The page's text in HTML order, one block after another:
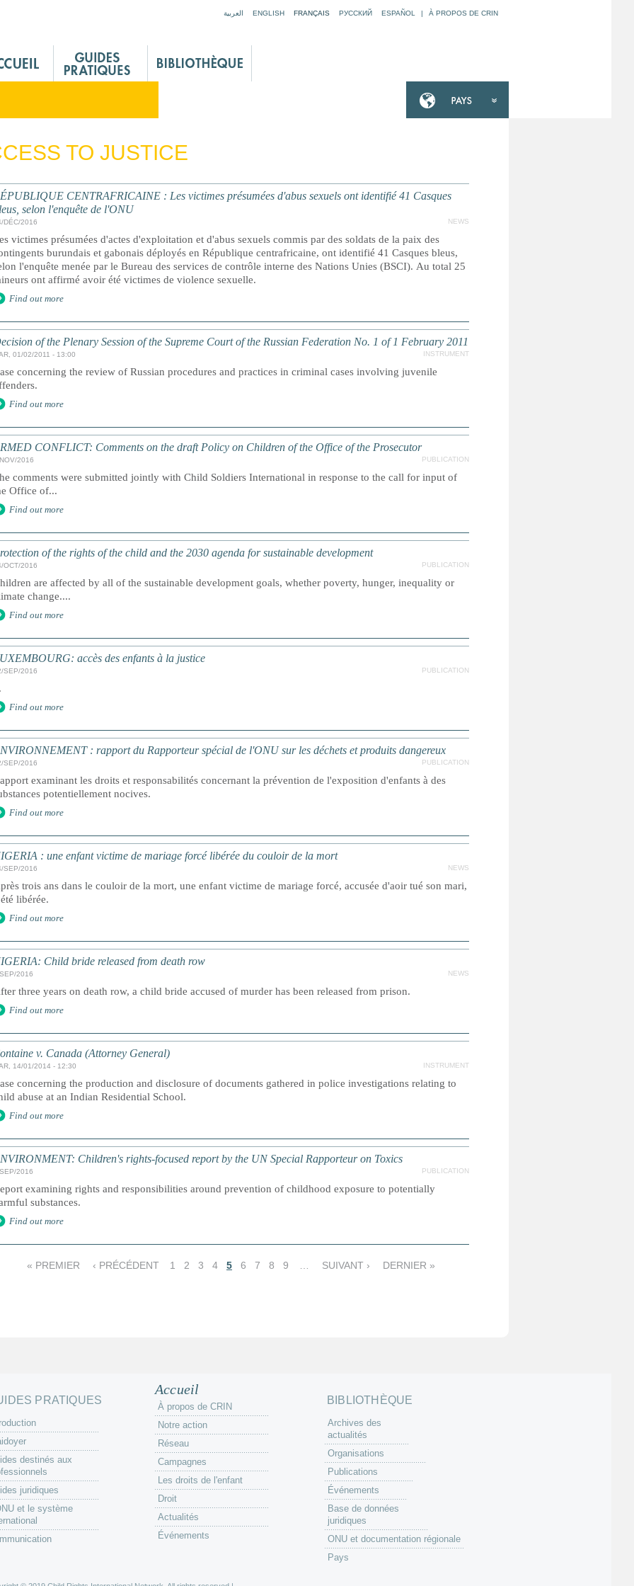
العربية ENGLISH FRANÇAIS РУССКИЙ ESPAÑOL | À PROPOS DE CRIN
TO JUSTICE
CENTRAFRICAINE : Les victimes présumées d'abus sexuels ont identifié 41 Casques
selon l'enquête de l'ONU
DÉC/2016 NEWS
victimes présumées d'actes d'exploitation et d'abus sexuels commis par des soldats de la paix des
burundais et gabonais déployés en République centrafricaine, ont identifié 41 Casques bleus,
l'enquête menée par le Bureau des services de contrôle interne des Nations Unies (BSCI). Au total 25
ont affirmé avoir été victimes de violence sexuelle.
Find out more
of the Plenary Session of the Supreme Court of the Russian Federation No. 1 of 1 February 2011
01/02/2011 - 13:00 INSTRUMENT
concerning the review of Russian procedures and practices in criminal cases involving juvenile
Find out more
CONFLICT: Comments on the draft Policy on Children of the Office of the Prosecutor
2016 PUBLICATION
comments were submitted jointly with Child Soldiers International in response to the call for input of
Office of...
Find out more
of the rights of the child and the 2030 agenda for sustainable development
OCT/2016 PUBLICATION
are affected by all of the sustainable development goals, whether poverty, hunger, inequality or
change....
Find out more
accès des enfants à la justice
SEP/2016 PUBLICATION
Find out more
: rapport du Rapporteur spécial de l'ONU sur les déchets et produits dangereux
SEP/2016 PUBLICATION
examinant les droits et responsabilités concernant la prévention de l'exposition d'enfants à des
potentiellement nocives.
Find out more
: une enfant victime de mariage forcé libérée du couloir de la mort
SEP/2016 NEWS
trois ans dans le couloir de la mort, une enfant victime de mariage forcé, accusée d'aoir tué son mari,
libérée.
Find out more
Child bride released from death row
2016 NEWS
three years on death row, a child bride accused of murder has been released from prison.
Find out more
v. Canada (Attorney General)
14/01/2014 - 12:30 INSTRUMENT
concerning the production and disclosure of documents gathered in police investigations relating to
abuse at an Indian Residential School.
Find out more
Children's rights-focused report by the UN Special Rapporteur on Toxics
2016 PUBLICATION
examining rights and responsibilities around prevention of childhood exposure to potentially
substances.
Find out more
« PREMIER ‹ PRÉCÉDENT 1 2 3 4 5 6 7 8 9 SUIVANT › DERNIER »
PRATIQUES
destinés aux
juridiques
et le système
Accueil
À propos de CRIN
Notre action
Réseau
Campagnes
Les droits de l'enfant
Droit
Actualités
Événements
BIBLIOTHÈQUE
Archives des
actualités
Organisations
Publications
Événements
Base de données
juridiques
ONU et documentation régionale
Pays